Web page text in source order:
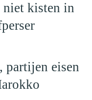
niet kisten in
partijen eisen